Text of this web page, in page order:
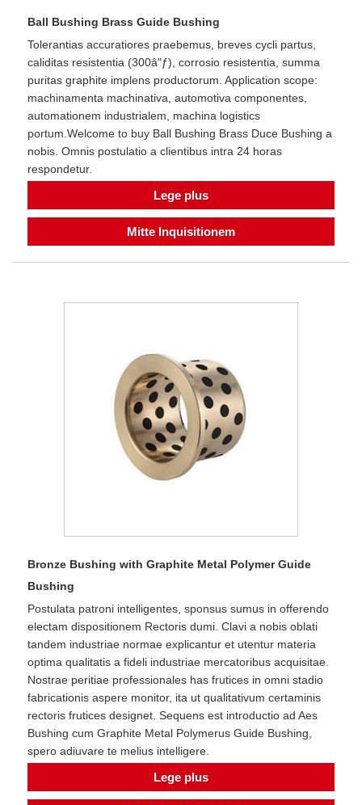
Ball Bushing Brass Guide Bushing
Tolerantias accuratiores praebemus, breves cycli partus,
caliditas resistentia (300â"ƒ), corrosio resistentia, summa
puritas graphite implens productorum. Application scope:
machinamenta machinativa, automotiva componentes,
automationem industrialem, machina logistics
portum.Welcome to buy Ball Bushing Brass Duce Bushing a
nobis. Omnis postulatio a clientibus intra 24 horas
respondetur.
Lege plus
Mitte Inquisitionem
Bronze Bushing with Graphite Metal Polymer Guide
Bushing
Postulata patroni intelligentes, sponsus sumus in offerendo
electam dispositionem Rectoris dumi. Clavi a nobis oblati
tandem industriae normae explicantur et utentur materia
optima qualitatis a fideli industriae mercatoribus acquisitae.
Nostrae peritiae professionales has frutices in omni stadio
fabricationis aspere monitor, ita ut qualitativum certaminis
rectoris frutices designet. Sequens est introductio ad Aes
Bushing cum Graphite Metal Polymerus Guide Bushing,
spero adiuvare te melius intelligere.
Lege plus